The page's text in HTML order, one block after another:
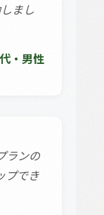
まし
・男性
ランの
プでき